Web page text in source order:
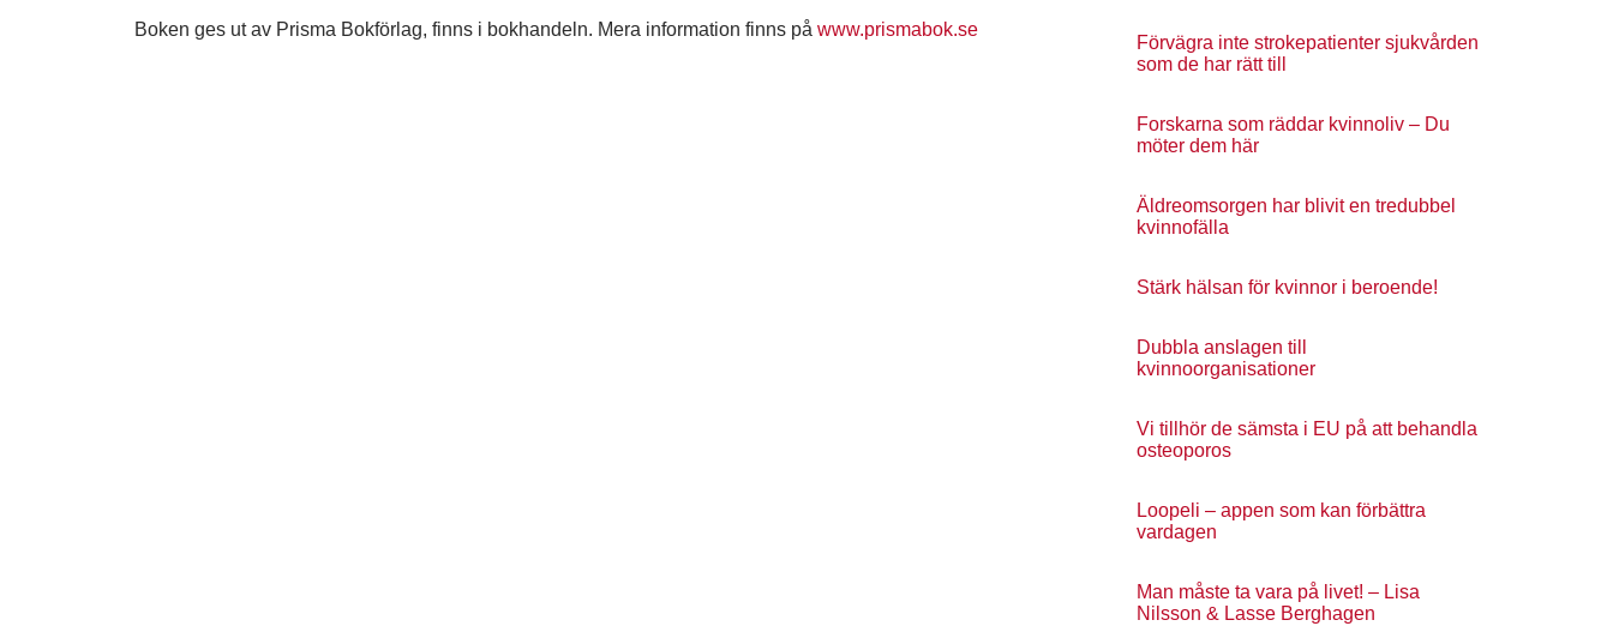
Boken ges ut av Prisma Bokförlag, finns i bokhandeln. Mera information finns på www.prismabok.se
Förvägra inte strokepatienter sjukvården
som de har rätt till
Forskarna som räddar kvinnoliv – Du
möter dem här
Äldreomsorgen har blivit en tredubbel
kvinnofälla
Stärk hälsan för kvinnor i beroende!
Dubbla anslagen till
kvinnoorganisationer
Vi tillhör de sämsta i EU på att behandla
osteoporos
Loopeli – appen som kan förbättra
vardagen
Man måste ta vara på livet! – Lisa
Nilsson & Lasse Berghagen